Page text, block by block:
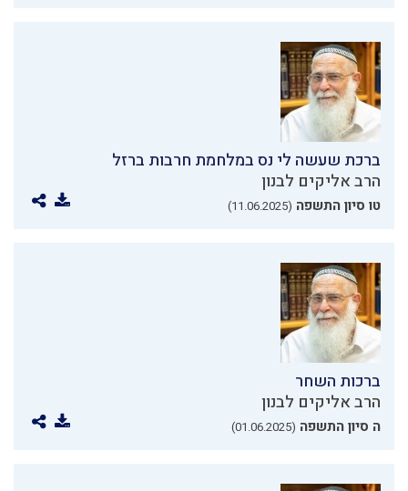
ברכת שעשה לי נס במלחמת חרבות ברזל
הרב אליקים לבנון
טו סיון התשפה (11.06.2025)
ברכות השחר
הרב אליקים לבנון
ה סיון התשפה (01.06.2025)